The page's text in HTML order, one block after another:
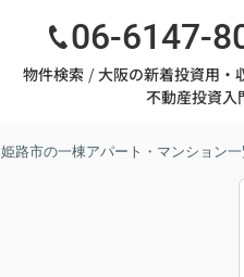
06-6147-
物件検索
大阪の新着投資用・
不動産投資入
姫路市の一棟アパート・マンション一